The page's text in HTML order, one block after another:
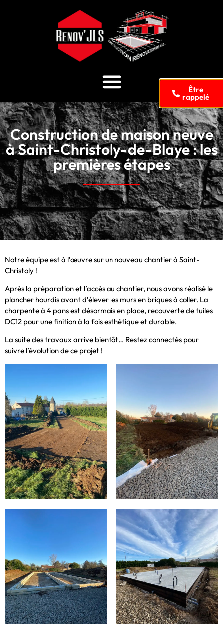
Construction de maison neuve
à Saint-Christoly-de-Blaye : les
premières étapes
Notre équipe est à l’œuvre sur un nouveau chantier à Saint-
Christoly !
Après la préparation et l’accès au chantier, nous avons réalisé le
plancher hourdis avant d’élever les murs en briques à coller. La
charpente à 4 pans est désormais en place, recouverte de tuiles
DC12 pour une finition à la fois esthétique et durable.
La suite des travaux arrive bientôt… Restez connectés pour
suivre l’évolution de ce projet !
Être
rappelé